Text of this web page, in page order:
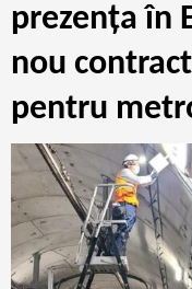
prezența în
nou
pentru